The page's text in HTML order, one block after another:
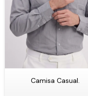
Camisa Casual.